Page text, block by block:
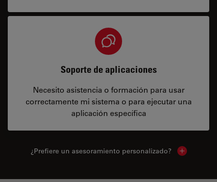
Soporte de aplicaciones
Necesito asistencia o formación para usar
correctamente mi sistema o para ejecutar una
aplicación específica
¿Prefiere un asesoramiento personalizado? Show local